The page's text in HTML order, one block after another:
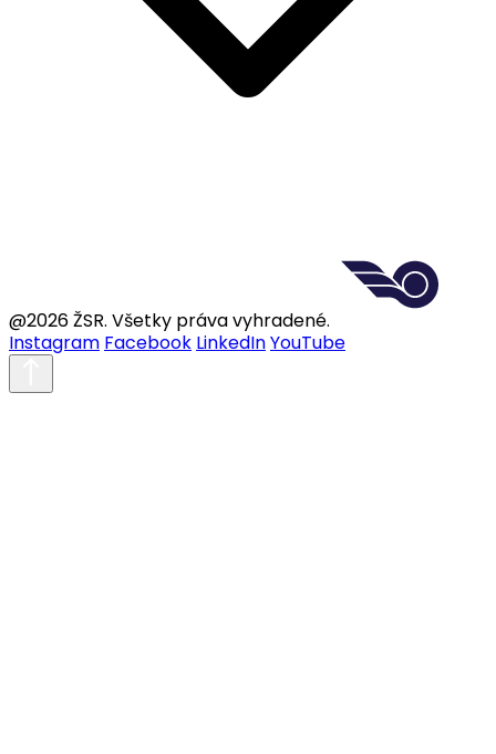
@2026 ŽSR. Všetky práva vyhradené.
Instagram Facebook LinkedInYouTube